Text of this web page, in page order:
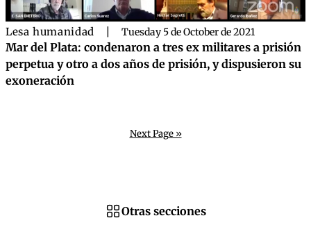
Lesa humanidad Tuesday 5 de October de 2021
Mar del Plata: condenaron a tres ex militares a prisión
perpetua y otro a dos años de prisión, y dispusieron su
exoneración
Next Page »
Otras secciones